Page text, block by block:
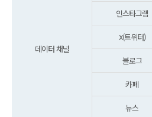
데이터 채널
인스타그램
X(트위터)
블로그
카페
뉴스